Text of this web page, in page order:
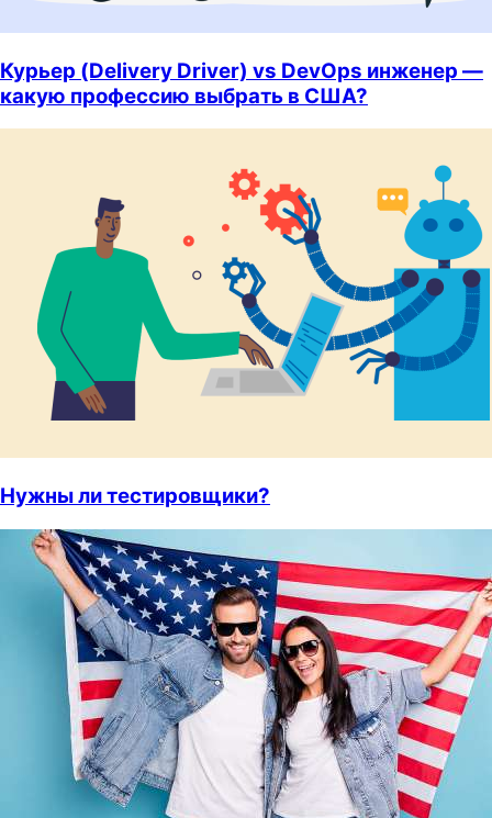
Курьер (Delivery Driver) vs DevOps инженер —
какую профессию выбрать в США?
Нужны ли тестировщики?